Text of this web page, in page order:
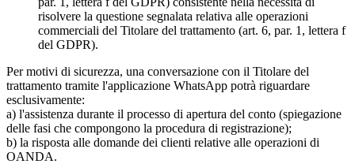
risolvere la questione segnalata relativa alle operazioni
commerciali del Titolare del trattamento (art. 6, par. 1, lettera f
del GDPR).
Per motivi di sicurezza, una conversazione con il Titolare del
trattamento tramite l'applicazione WhatsApp potrà riguardare
esclusivamente:
a) l'assistenza durante il processo di apertura del conto (spiegazione
delle fasi che compongono la procedura di registrazione);
b) la risposta alle domande dei clienti relative alle operazioni di
OANDA.